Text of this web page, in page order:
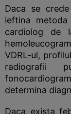
Daca se
ieftina
cardiolog de
VDRL-ul,
radiografii
determina
Daca exista